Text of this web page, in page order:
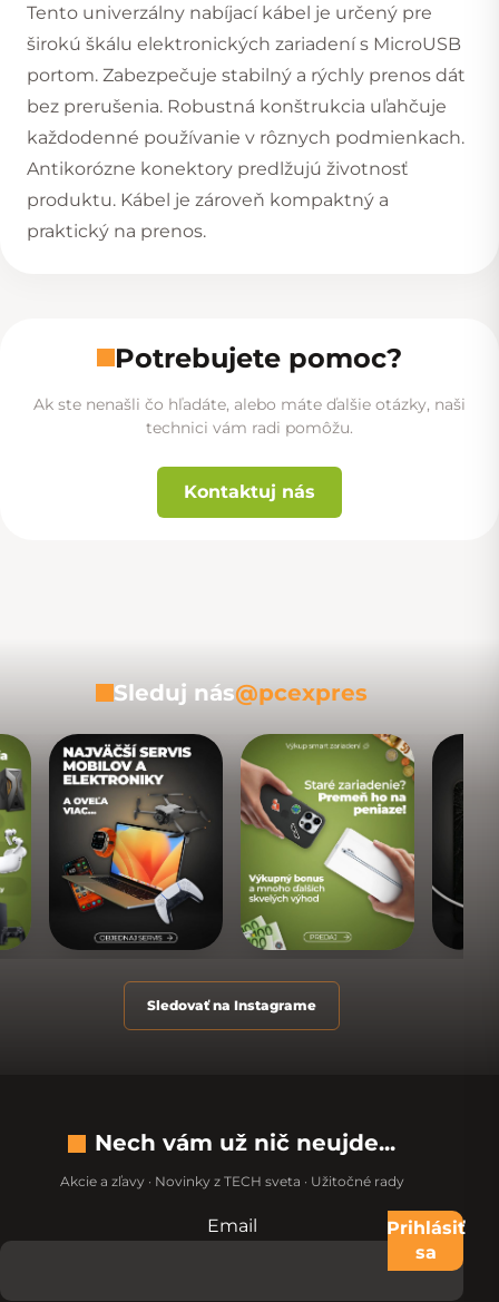
Tento univerzálny nabíjací kábel je určený pre
širokú škálu elektronických zariadení s MicroUSB
portom. Zabezpečuje stabilný a rýchly prenos dát
bez prerušenia. Robustná konštrukcia uľahčuje
každodenné používanie v rôznych podmienkach.
Antikorózne konektory predlžujú životnosť
produktu. Kábel je zároveň kompaktný a
praktický na prenos.
Potrebujete pomoc?
Ak ste nenašli čo hľadáte, alebo máte ďalšie otázky, naši
technici vám radi pomôžu.
Kontaktuj nás
Sleduj nás@pcexpres
Sledovať na Instagrame
Nech vám už nič neujde...
Akcie a zľavy · Novinky z TECH sveta · Užitočné rady
Nevypĺňajte toto pole:
Email
Prihlásiť
sa